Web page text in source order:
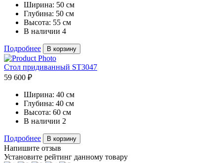
Ширина: 50 см
Глубина: 50 см
Высота: 55 см
В наличии 4
Подробнее В корзину
Стол придиванный ST3047
59 600 ₽
Ширина: 40 см
Глубина: 40 см
Высота: 60 см
В наличии 2
Подробнее В корзину
Напишите отзыв
Установите рейтинг данному товару